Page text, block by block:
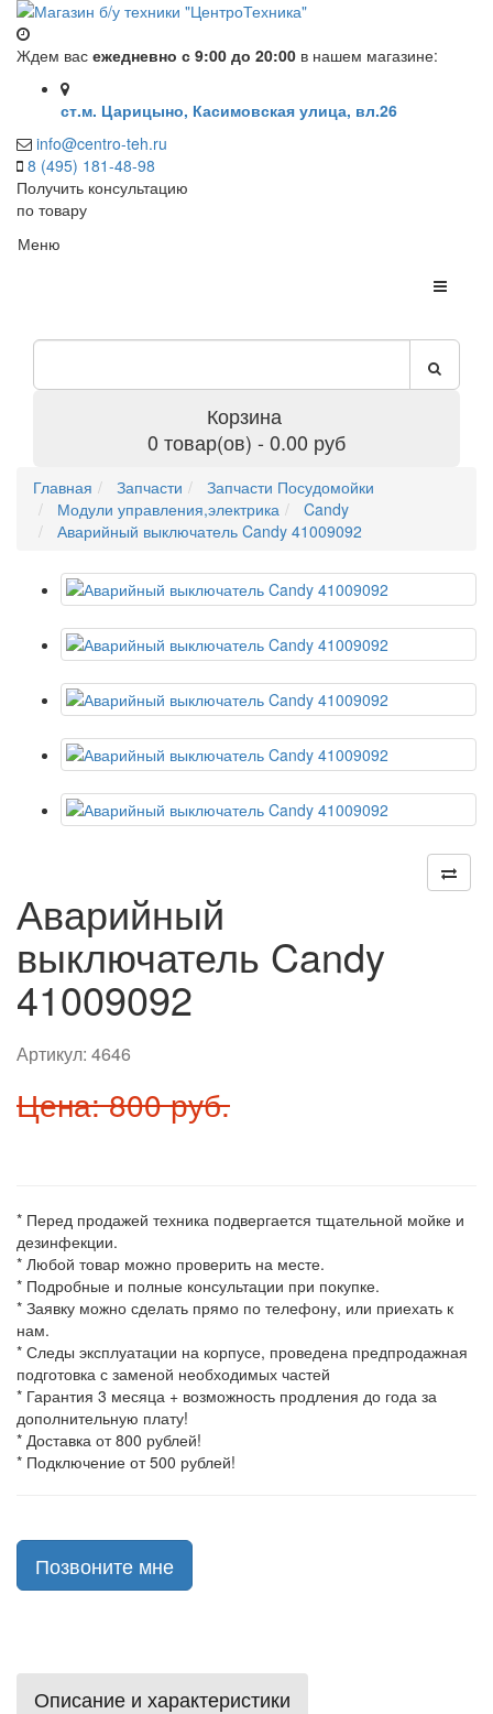
Ждем вас ежедневно с 9:00 до 20:00 в нашем магазине:
ст.м. Царицыно, Касимовская улица, вл.26
info@centro-teh.ru
8 (495) 181-48-98
Получить консультацию
по товару
Меню
Корзина
0 товар(ов) - 0.00 руб
Главная Запчасти
Запчасти Посудомойки
Модули управления,электрика
Candy
Аварийный выключатель Candy 41009092
Аварийный
выключатель Candy
41009092
Артикул: 4646
Цена: 800 руб.
* Перед продажей техника подвергается тщательной мойке и
дезинфекции.
* Любой товар можно проверить на месте.
* Подробные и полные консультации при покупке.
* Заявку можно сделать прямо по телефону, или приехать к
нам.
* Следы эксплуатации на корпусе, проведена предпродажная
подготовка с заменой необходимых частей
* Гарантия 3 месяца + возможность продления до года за
дополнительную плату!
* Доставка от 800 рублей!
* Подключение от 500 рублей!
Позвоните мне
Описание и характеристики